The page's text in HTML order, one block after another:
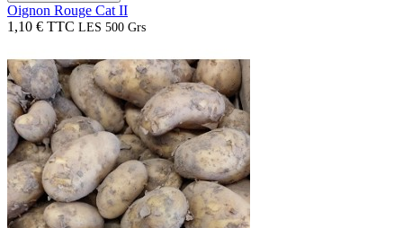
Oignon Rouge Cat II
1,10 € TTC LES 500 Grs